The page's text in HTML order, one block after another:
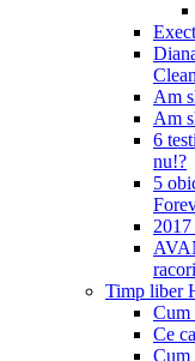
Am
Am
6
nu!?
5
Timp liber
Cum
Ce
Cum